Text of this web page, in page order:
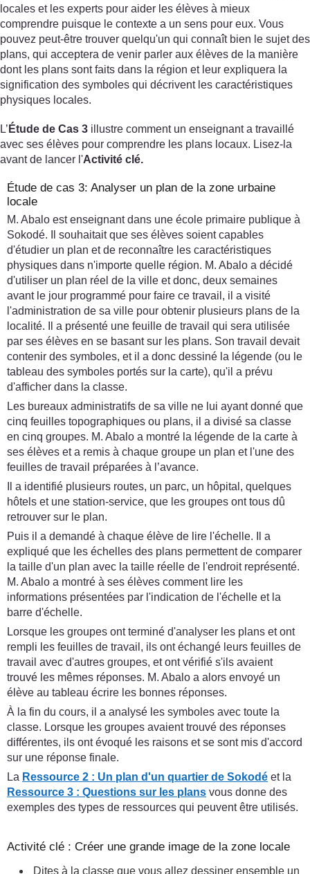
locales et les experts pour aider les élèves à mieux
comprendre puisque le contexte a un sens pour eux. Vous
pouvez peut-être trouver quelqu'un qui connaît bien le sujet des
plans, qui acceptera de venir parler aux élèves de la manière
dont les plans sont faits dans la région et leur expliquera la
signification des symboles qui décrivent les caractéristiques
physiques locales.
L’ Étude de Cas 3 illustre comment un enseignant a travaillé
avec ses élèves pour comprendre les plans locaux. Lisez-la
avant de lancer l'Activité clé.
Étude de cas 3: Analyser un plan de la zone urbaine
locale
M. Abalo est enseignant dans une école primaire publique à
Sokodé. Il souhaitait que ses élèves soient capables
d'étudier un plan et de reconnaître les caractéristiques
physiques dans n'importe quelle région. M. Abalo a décidé
d'utiliser un plan réel de la ville et donc, deux semaines
avant le jour programmé pour faire ce travail, il a visité
l'administration de sa ville pour obtenir plusieurs plans de la
localité. Il a présenté une feuille de travail qui sera utilisée
par ses élèves en se basant sur les plans. Son travail devait
contenir des symboles, et il a donc dessiné la légende (ou le
tableau des symboles portés sur la carte), qu'il a prévu
d'afficher dans la classe.
Les bureaux administratifs de sa ville ne lui ayant donné que
cinq feuilles topographiques ou plans, il a divisé sa classe
en cinq groupes. M. Abalo a montré la légende de la carte à
ses élèves et a remis à chaque groupe un plan et l'une des
feuilles de travail préparées à l’avance.
Il a identifié plusieurs routes, un parc, un hôpital, quelques
hôtels et une station-service, que les groupes ont tous dû
retrouver sur le plan.
Puis il a demandé à chaque élève de lire l'échelle. Il a
expliqué que les échelles des plans permettent de comparer
la taille d'un plan avec la taille réelle de l'endroit représenté.
M. Abalo a montré à ses élèves comment lire les
informations présentées par l'indication de l'échelle et la
barre d'échelle.
Lorsque les groupes ont terminé d'analyser les plans et ont
rempli les feuilles de travail, ils ont échangé leurs feuilles de
travail avec d'autres groupes, et ont vérifié s'ils avaient
trouvé les mêmes réponses. M. Abalo a alors envoyé un
élève au tableau écrire les bonnes réponses.
À la fin du cours, il a analysé les symboles avec toute la
classe. Lorsque les groupes avaient trouvé des réponses
différentes, ils ont évoqué les raisons et se sont mis d'accord
sur une réponse finale.
La Ressource 2 : Un plan d'un quartier de Sokodé et la
Ressource 3 : Questions sur les plans vous donne des
exemples des types de ressources qui peuvent être utilisés.
Activité clé : Créer une grande image de la zone locale
Dites à la classe que vous allez dessiner ensemble un